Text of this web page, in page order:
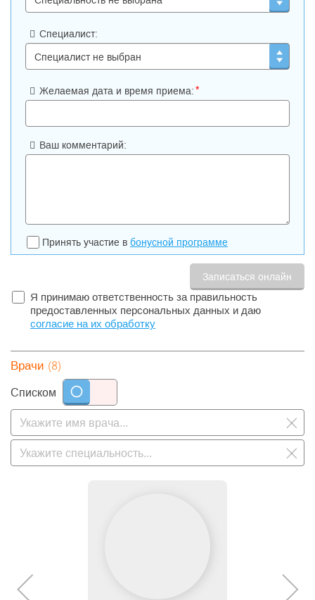
Специалист:
Желаемая дата и время приема:*
Ваш комментарий:
Принять участие в бонусной программе
Я принимаю ответственность за правильность
предоставленных персональных данных и даю
согласие на их обработку
Врачи (8)
Списком